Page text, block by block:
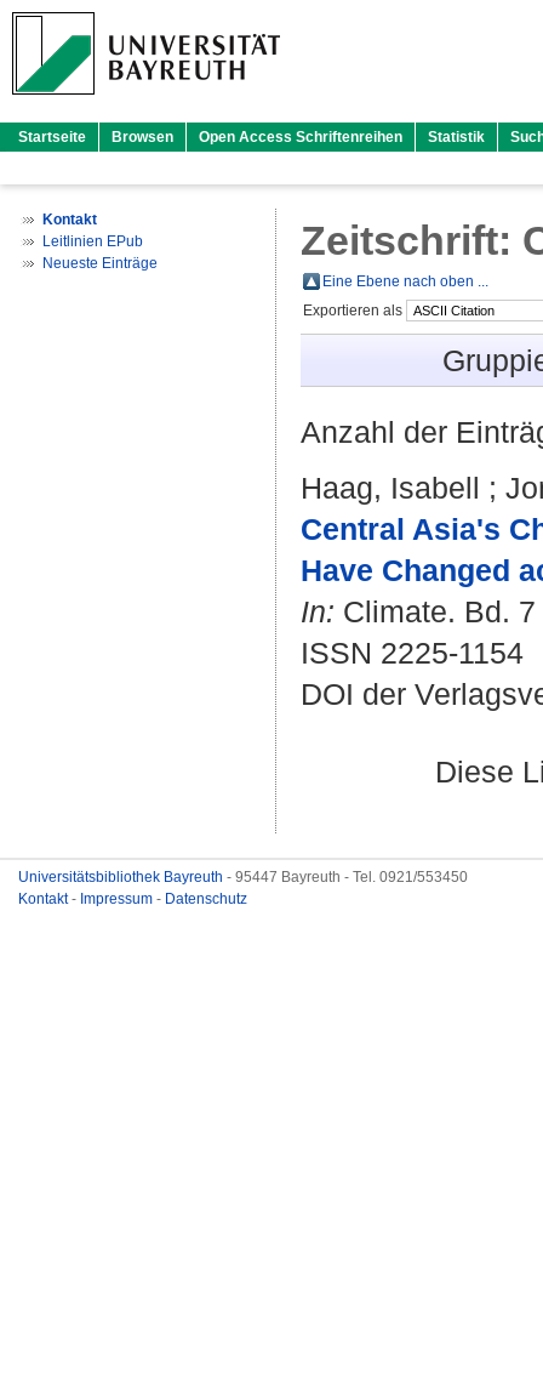
Startseite Browsen Open Access Schriftenreihen Statistik
Kontakt
Leitlinien EPub
Neueste Einträge
Zeitschrift:
Eine Ebene nach oben ...
Exportieren als
Anzahl der
Haag, Isabell ;
Central Asia's
Have Changed
In: Climate. Bd.
ISSN 2225-1154
DOI der
Diese
Universitätsbibliothek Bayreuth - 95447 Bayreuth - Tel. 0921/553450
Kontakt- Impressum - Datenschutz